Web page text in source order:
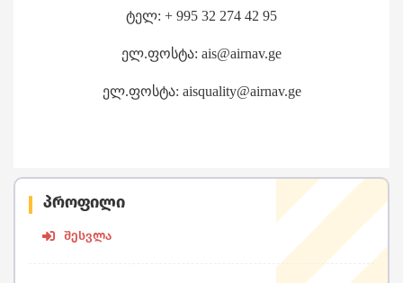
პროფილი
შესვლა
ტელ: + 995 32 274 42 95
ელ.ფოსტა: ais@airnav.ge
ელ.ფოსტა: aisquality@airnav.ge